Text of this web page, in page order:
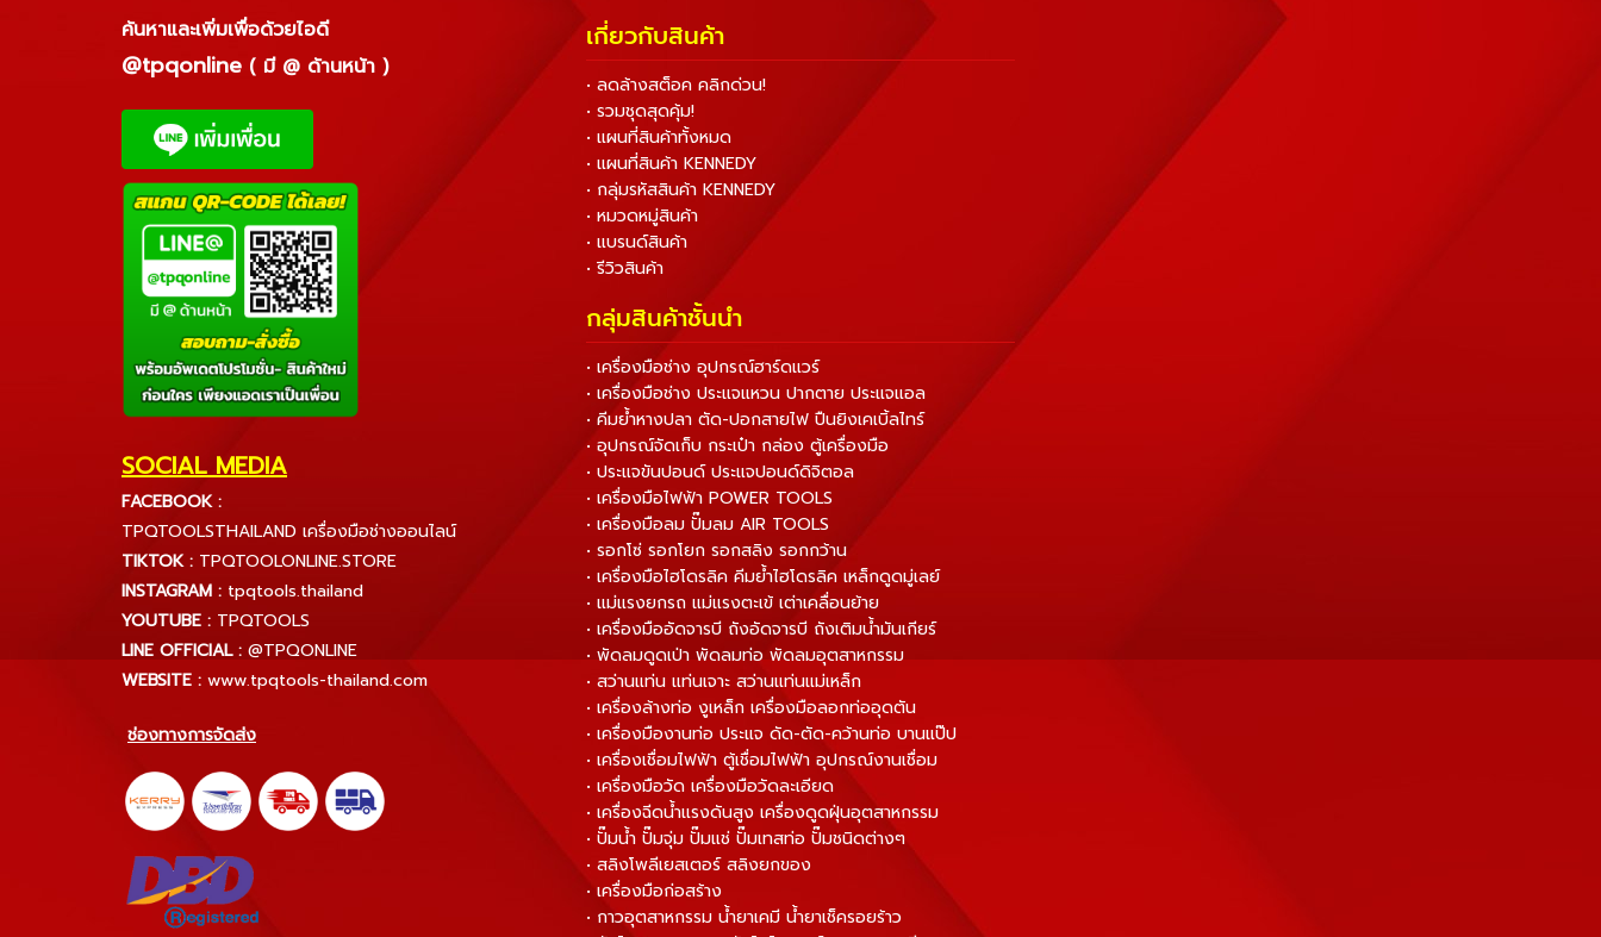
ค้นหาและเพิ่มเพื่อด้วยไอดี
@tpqonline ( มี @ ด้านหน้า )
SOCIAL MEDIA
FACEBOOK :
TPQTOOLSTHAILAND เครื่องมือช่างออนไลน์
TIKTOK : TPQTOOLONLINE.STORE
INSTAGRAM : tpqtools.thailand
YOUTUBE : TPQTOOLS
LINE OFFICIAL : @TPQONLINE
WEBSITE : www.tpqtools-thailand.com
ช่องทางการจัดส่ง
เกี่ยวกับสินค้า
• ลดล้างสต็อค คลิกด่วน!
• รวมชุดสุดคุ้ม!
• แผนที่สินค้าทั้งหมด
• แผนที่สินค้า KENNEDY
• กลุ่มรหัสสินค้า KENNEDY
• หมวดหมู่สินค้า
• แบรนด์สินค้า
• รีวิวสินค้า
กลุ่มสินค้าชั้นนำ
• เครื่องมือช่าง อุปกรณ์ฮาร์ดแวร์
• เครื่องมือช่าง ประแจแหวน ปากตาย ประแจแอล
• คีมย้ำหางปลา ตัด-ปอกสายไฟ ปืนยิงเคเบิ้ลไทร์
• อุปกรณ์จัดเก็บ กระเป๋า กล่อง ตู้เครื่องมือ
• ประแจขันปอนด์ ประแจปอนด์ดิจิตอล
• เครื่องมือไฟฟ้า POWER TOOLS
• เครื่องมือลม ปั๊มลม AIR TOOLS
• รอกโซ่ รอกโยก รอกสลิง รอกกว้าน
• เครื่องมือไฮโดรลิค คีมย้ำไฮโดรลิค เหล็กดูดมู่เลย์
• แม่แรงยกรถ แม่แรงตะเข้ เต่าเคลื่อนย้าย
• เครื่องมืออัดจารบี ถังอัดจารบี ถังเติมน้ำมันเกียร์
• พัดลมดูดเป่า พัดลมท่อ พัดลมอุตสาหกรรม
• สว่านแท่น แท่นเจาะ สว่านแท่นแม่เหล็ก
• เครื่องล้างท่อ งูเหล็ก เครื่องมือลอกท่ออุดตัน
• เครื่องมืองานท่อ ประแจ ดัด-ตัด-คว้านท่อ บานแป๊ป
• เครื่องเชื่อมไฟฟ้า ตู้เชื่อมไฟฟ้า อุปกรณ์งานเชื่อม
• เครื่องมือวัด เครื่องมือวัดละเอียด
• เครื่องฉีดน้ำแรงดันสูง เครื่องดูดฝุ่นอุตสาหกรรม
• ปั๊มน้ำ ปั๊มจุ่ม ปั๊มแช่ ปั๊มเทสท่อ ปั๊มชนิดต่างๆ
• สลิงโพลีเยสเตอร์ สลิงยกของ
• เครื่องมือก่อสร้าง
• กาวอุตสาหกรรม น้ำยาเคมี น้ำยาเช็ครอยร้าว